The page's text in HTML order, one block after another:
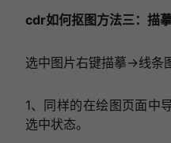
cdr如何抠图方法三：描
选中图片右键描摹→线条
1、同样的在绘图页面中
选中状态。